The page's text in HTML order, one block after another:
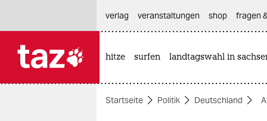
themen
verlag
veranstaltungen shop fragen
hitze surfen landtagswahl in
Startseite Politik Deutschland